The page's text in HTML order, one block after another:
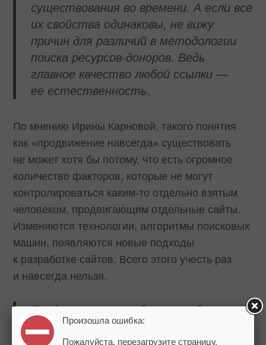
существования во времени. А если все
их свойства одинаковы, не вижу
причин для различий в методологии
поиска ресурсов-доноров. Ведь
главное качество любой ссылки —
ее естественность.
По мнению Ирины Карновой, такого понятия
как «продвижение навсегда» существовать
не может хотя бы потому, что есть огромное
количество факторов, которые не могут
контролироваться каким-то отдельно взятым
человеком, продвигающим отдельные сайты.
Изменяются технологии, алгоритмы поисковых
машин, появляются новые подходы
к разработке сайтов. Всего этого учесть раз
и навсегда нельзя.
Продвижение чего бы то ни было
и куда бы то ни было,
Произошла ошибка:
Пожалуйста, перезагрузите страницу.